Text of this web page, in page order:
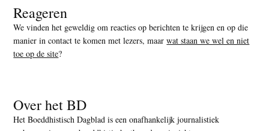
Reageren
We vinden het geweldig om reacties op berichten te krijgen en op die
manier in contact te komen met lezers, maarwat staan we wel en niet
toe op de site?
Over het BD
Het Boeddhistisch Dagblad is een onafhankelijk journalistiek